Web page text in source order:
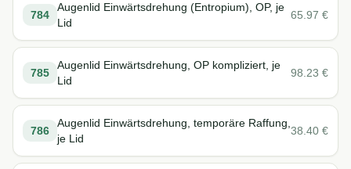
784
Augenlid Einwärtsdrehung (Entropium), OP, je
Lid
65.97 €
785
Augenlid Einwärtsdrehung, OP kompliziert, je
Lid
98.23 €
786
Augenlid Einwärtsdrehung, temporäre Raffung,
je Lid
38.40 €